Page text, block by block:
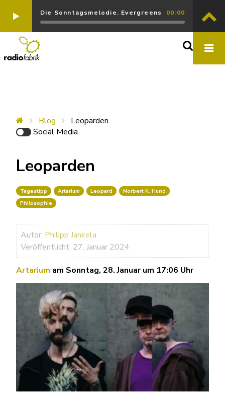
Die Sonntagsmelodie. Evergreens 00:00
Blog
Leoparden
Social Media
Leoparden
Tagestipp Artarium Leopard
Norbert K. Hund
Philosophie
Autor: Philipp Jankela
Veröffentlicht: 27. Januar 2024
Artarium am Sonntag, 28. Januar um 17:06 Uhr